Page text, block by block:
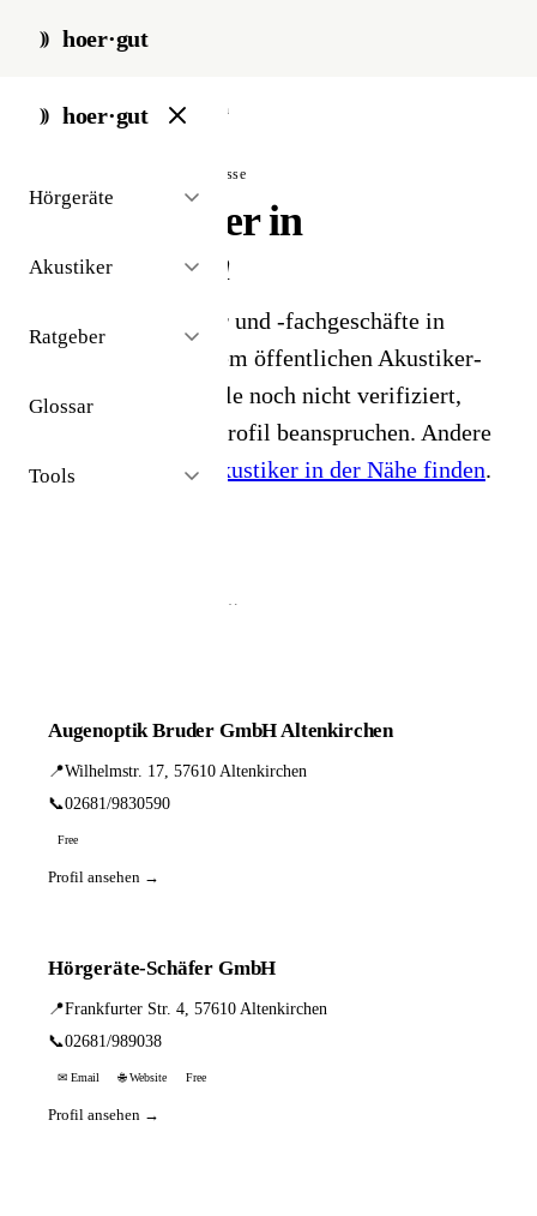
hoer·gut
hoer·gut
Hörgeräte
Akustiker
Ratgeber
Glossar
Tools
start / akustiker / altenkirchen
// stadt · altenkirchen · 2 ergebnisse
Hörakustiker in
Altenkirchen
2 Hörgeräteakustiker und -fachgeschäfte in
Altenkirchen. Aus dem öffentlichen Akustiker-
Bestand 2026 - Profile noch nicht verifiziert,
Inhaber können ihr Profil beanspruchen. Andere
Stadt gesucht?
Hörakustiker in der Nähe finden.
Augenoptik Bruder GmbH Altenkirchen
📍Wilhelmstr. 17, 57610 Altenkirchen
📞02681/9830590
Free
Profil ansehen →
Hörgeräte-Schäfer GmbH
📍Frankfurter Str. 4, 57610 Altenkirchen
📞02681/989038
✉ Email 🌐 Website Free
Profil ansehen →